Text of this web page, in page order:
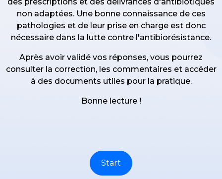
non adaptées. Une bonne connaissance de ces
pathologies et de leur prise en charge est donc
nécessaire dans la lutte contre l'antibiorésistance.
Après avoir validé vos réponses, vous pourrez
consulter la correction, les commentaires et accéder
à des documents utiles pour la pratique.
Bonne lecture !
Start